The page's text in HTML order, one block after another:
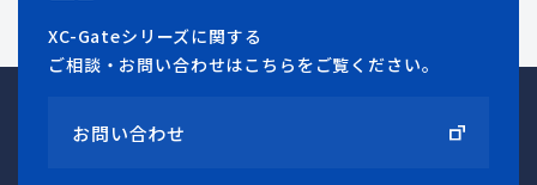
XC-Gateシリーズに関する
ご相談・お問い合わせはこちらをご覧ください。
お問い合わせ